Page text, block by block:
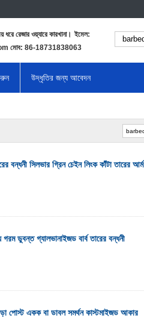
রেজার ওয়্যারে কারখানা। ইমেল:
মোব: 86-18731838063
উদ্ধৃতির জন্য আবেদন
বন্ধনী সিলভার গ্রিন চেইন লিংক কাঁটা তারের আর্ম
ডুবন্ত গ্যালভানাইজড বার্ব তারের বন্ধনী
পোস্ট একক বা ডাবল সমর্থন কাস্টমাইজড আকার